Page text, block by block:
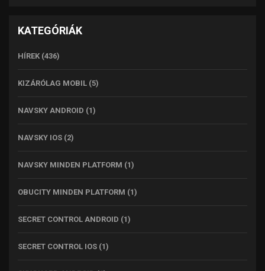
KATEGÓRIÁK
HÍREK (436)
KIZÁRÓLAG MOBIL (5)
NAVSKY ANDROID (1)
NAVSKY IOS (2)
NAVSKY MINDEN PLATFORM (1)
OBUCITY MINDEN PLATFORM (1)
SECRET CONTROL ANDROID (1)
SECRET CONTROL IOS (1)